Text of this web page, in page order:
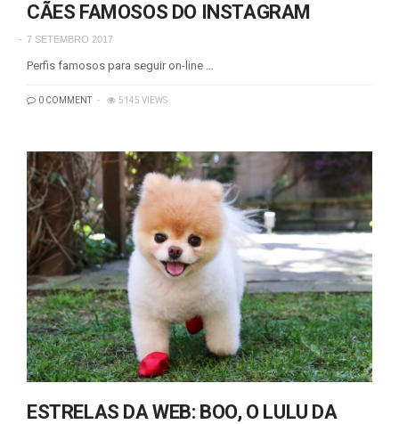
CÃES FAMOSOS DO INSTAGRAM
7 SETEMBRO 2017
Perfis famosos para seguir on-line …
0 COMMENT 5145 VIEWS
ESTRELAS DA WEB: BOO, O LULU DA